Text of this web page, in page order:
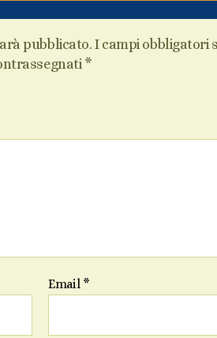
pubblicato.I campi obbligatori
*
Email *